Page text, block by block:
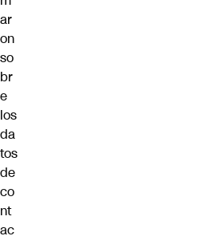
ar
on
so
br
e
los
da
tos
de
co
nt
ac